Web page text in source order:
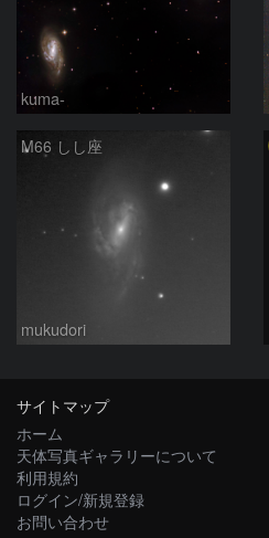
kuma-
M66 しし座
mukudori
サイトマップ
ホーム
天体写真ギャラリーについて
利用規約
ログイン/新規登録
お問い合わせ